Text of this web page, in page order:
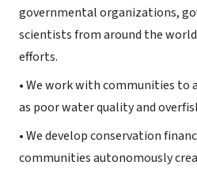
governmental organizations,
scientists from around the
efforts.
• We work with communities to
as poor water quality and
• We develop conservation
communities autonomously